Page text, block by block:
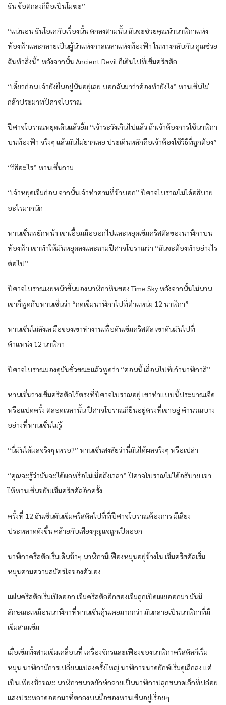
ฉัน ข้อตกลงก็ถือเป็นโมฆะ”
“แน่นอน ฉันโอเคกับเรื่องนั้น ตกลงตามนั้น ฉันจะช่วยคุณนำนาฬิกาแห่ง
ท้องฟ้าและกลายเป็นผู้นำแห่งกาลเวลาแห่งท้องฟ้า ในทางกลับกัน คุณช่วย
ฉันทำสิ่งนี้” หลังจากนั้น Ancient Devil ก็เดินไปที่เข็มคริสตัล
“เดี๋ยวก่อน เจ้ายังยืนอยู่นั่นอยู่เลย บอกฉันมาว่าต้องทำยังไง” หานเซิ่นไม่
กล้าประมาทปีศาจโบราณ
ปีศาจโบราณหยุดเดินแล้วยิ้ม “เจ้าระวังเกินไปแล้ว ถ้าเจ้าต้องการใช้นาฬิกา
บนท้องฟ้า จริงๆ แล้วมันไม่ยากเลย ประเด็นหลักคือเจ้าต้องใช้วิธีที่ถูกต้อง”
“วิธีอะไร” หานเซิ่นถาม
“เจ้าหยุดเข็มก่อน จากนั้นเจ้าทำตามที่ข้าบอก” ปีศาจโบราณไม่ได้อธิบาย
อะไรมากนัก
หานเซิ่นพยักหน้า เขาเอื้อมมือออกไปและหยุดเข็มคริสตัลของนาฬิกาบน
ท้องฟ้า เขาทำให้มันหยุดลงและถามปีศาจโบราณว่า “ฉันจะต้องทำอย่างไร
ต่อไป”
ปีศาจโบราณเงยหน้าขึ้นมองนาฬิกาหินของ Time Sky หลังจากนั้นไม่นาน
เขาก็พูดกับหานเซิ่นว่า “กดเข็มนาฬิกาไปที่ตำแหน่ง 12 นาฬิกา”
หานเซ็นไม่ลังเล มือของเขาทำงานเพื่อดันเข็มคริสตัล เขาดันมันไปที่
ตำแหน่ง 12 นาฬิกา
ปีศาจโบราณมองดูมันชั่วขณะแล้วพูดว่า “ตอนนี้ เลื่อนไปที่เก้านาฬิกาสิ”
หานเซิ่นวางเข็มคริสตัลไว้ตรงที่ปีศาจโบราณอยู่ เขาทำแบบนี้ประมาณเจ็ด
หรือแปดครั้ง ตลอดเวลานั้น ปีศาจโบราณก็ยืนอยู่ตรงที่เขาอยู่ คำนวณบาง
อย่างที่หานเซิ่นไม่รู้
“นี่มันได้ผลจริงๆ เหรอ?” หานเซ็นสงสัยว่านี่มันได้ผลจริงๆ หรือเปล่า
“คุณจะรู้ว่ามันจะได้ผลหรือไม่เมื่อถึงเวลา” ปีศาจโบราณไม่ได้อธิบาย เขา
ให้หานเซิ่นขยับเข็มคริสตัลอีกครั้ง
ครั้งที่ 12 ฮันเซ็นดันเข็มคริสตัลไปที่ที่ปีศาจโบราณต้องการ มีเสียง
ประหลาดดังขึ้น คล้ายกับเสียงกุญแจถูกเปิดออก
นาฬิกาคริสตัลเริ่มเดินช้าๆ นาฬิกามีเฟืองหมุนอยู่ข้างใน เข็มคริสตัลเริ่ม
หมุนตามความสมัครใจของตัวเอง
แผ่นคริสตัลเริ่มเปิดออก เข็มคริสตัลอีกสองเข็มถูกเปิดเผยออกมา มันมี
ลักษณะเหมือนนาฬิกาที่หานเซ็นคุ้นเคยมากกว่า มันกลายเป็นนาฬิกาที่มี
เข็มสามเข็ม
เมื่อเข็มทั้งสามเข็มเคลื่อนที่ เครื่องจักรและเฟืองของนาฬิกาคริสตัลก็เริ่ม
หมุน นาฬิกามีการเปลี่ยนแปลงครั้งใหญ่ นาฬิกาขนาดยักษ์เริ่มดูเล็กลง แต่
เป็นเพียงชั่วขณะ นาฬิกาขนาดยักษ์กลายเป็นนาฬิกาปลุกขนาดเล็กที่ปล่อย
แสงประหลาดออกมาที่ตกลงบนมือของหานเซ็นอยู่เรื่อยๆ